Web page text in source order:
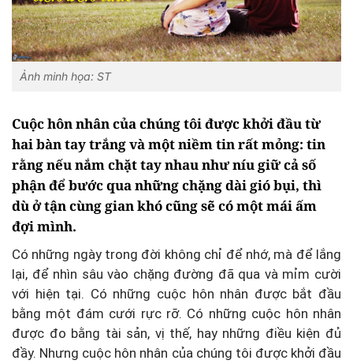
Ảnh minh họa: ST
Cuộc hôn nhân của chúng tôi được khởi đầu từ
hai bàn tay trắng và một niềm tin rất mỏng: tin
rằng nếu nắm chặt tay nhau như níu giữ cả số
phận để bước qua những chặng dài gió bụi, thì
dù ở tận cùng gian khó cũng sẽ có một mái ấm
đợi mình.
Có những ngày trong đời không chỉ để nhớ, mà để lắng
lại, để nhìn sâu vào chặng đường đã qua và mỉm cười
với hiện tại. Có những cuộc hôn nhân được bắt đầu
bằng một đám cưới rực rỡ. Có những cuộc hôn nhân
được đo bằng tài sản, vị thế, hay những điều kiện đủ
đầy. Nhưng cuộc hôn nhân của chúng tôi được khởi đầu